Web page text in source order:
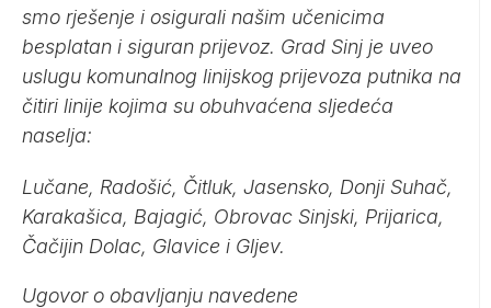
smo rješenje i osigurali našim učenicima
besplatan i siguran prijevoz. Grad Sinj je uveo
uslugu komunalnog linijskog prijevoza putnika na
čitiri linije kojima su obuhvaćena sljedeća
naselja:
Lučane, Radošić, Čitluk, Jasensko, Donji Suhač,
Karakašica, Bajagić, Obrovac Sinjski, Prijarica,
Čačijin Dolac, Glavice i Gljev.
Ugovor o obavljanju navedene